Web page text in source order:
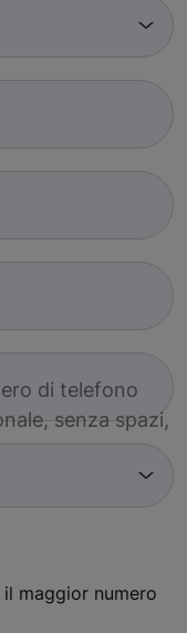
di telefono
senza spazi,
maggior numero